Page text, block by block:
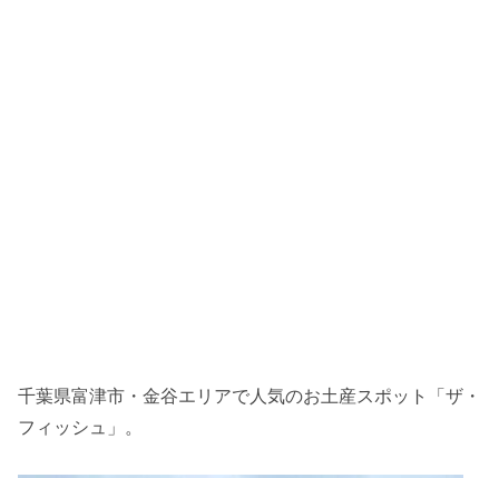
千葉県富津市・金谷エリアで人気のお土産スポット「ザ・
フィッシュ」。